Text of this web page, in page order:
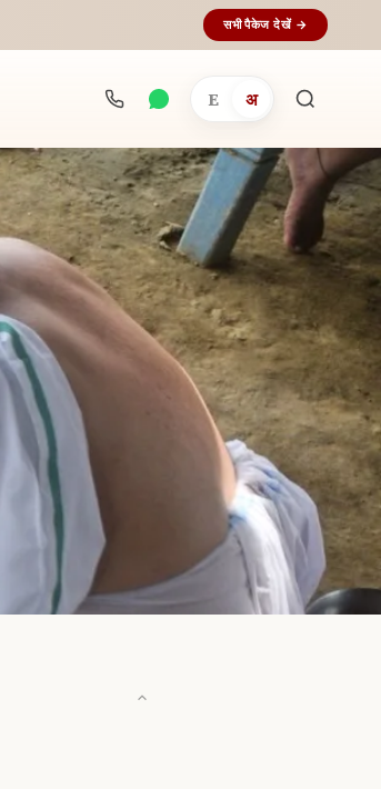
सभी पैकेज देखें →
E अ
अनुष्ठान
खोजें...